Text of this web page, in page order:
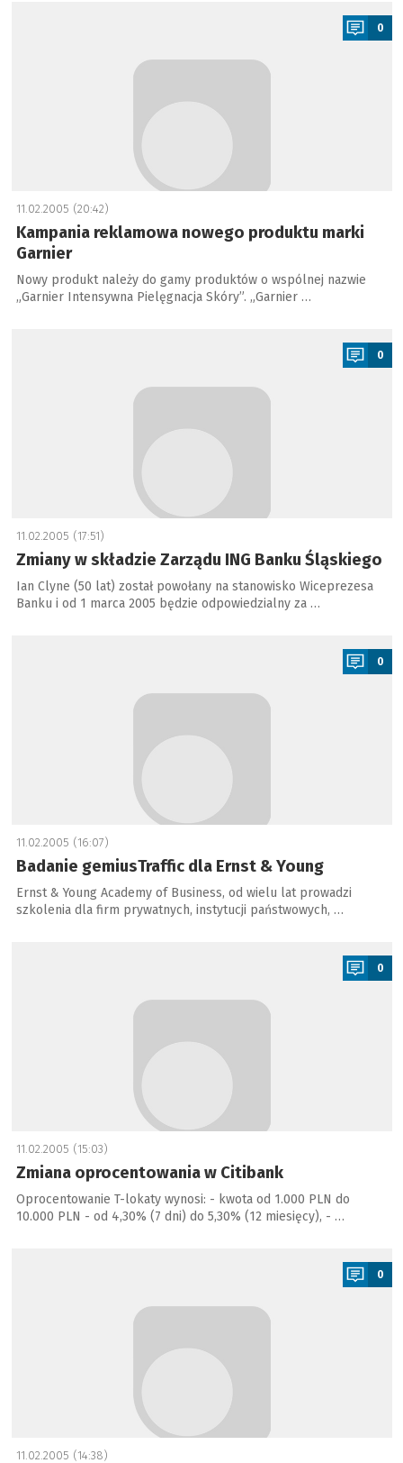
0
11.02.2005 (20:42)
Kampania reklamowa nowego produktu marki
Garnier
Nowy produkt należy do gamy produktów o wspólnej nazwie
„Garnier Intensywna Pielęgnacja Skóry”. „Garnier …
0
11.02.2005 (17:51)
Zmiany w składzie Zarządu ING Banku Śląskiego
Ian Clyne (50 lat) został powołany na stanowisko Wiceprezesa
Banku i od 1 marca 2005 będzie odpowiedzialny za …
0
11.02.2005 (16:07)
Badanie gemiusTraffic dla Ernst & Young
Ernst & Young Academy of Business, od wielu lat prowadzi
szkolenia dla firm prywatnych, instytucji państwowych, …
0
11.02.2005 (15:03)
Zmiana oprocentowania w Citibank
Oprocentowanie T-lokaty wynosi: - kwota od 1.000 PLN do
10.000 PLN - od 4,30% (7 dni) do 5,30% (12 miesięcy), - …
0
11.02.2005 (14:38)